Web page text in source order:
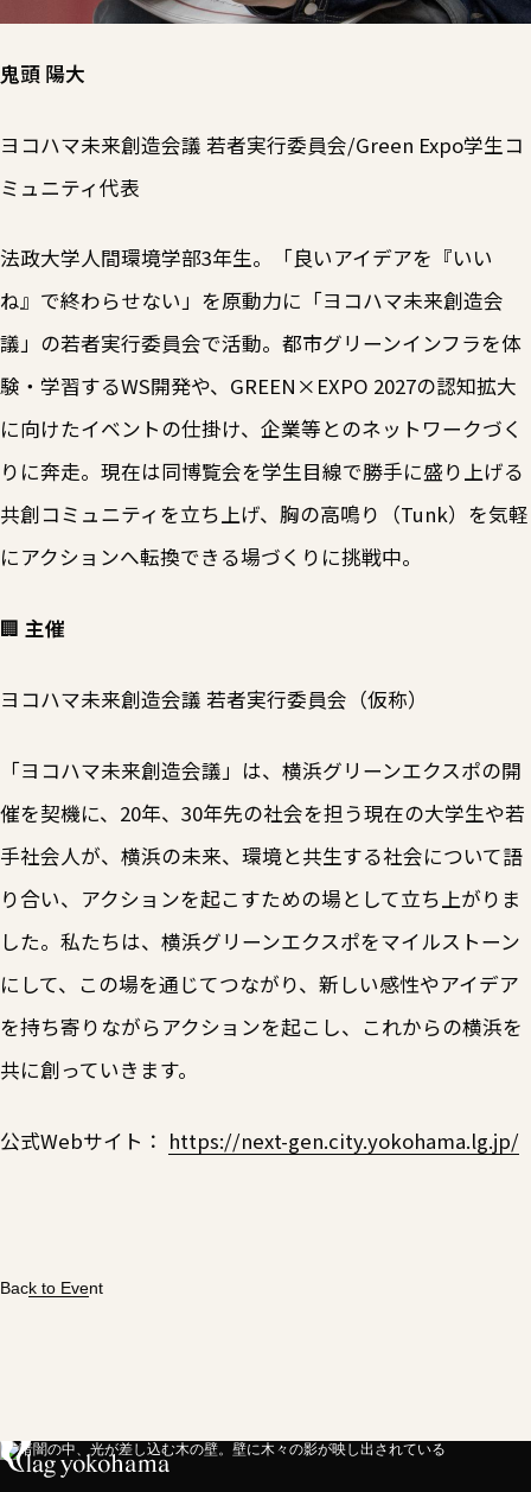
鬼頭 陽大
ヨコハマ未来創造会議 若者実行委員会/Green Expo学生コ
ミュニティ代表
法政大学人間環境学部3年生。「良いアイデアを『いい
ね』で終わらせない」を原動力に「ヨコハマ未来創造会
議」の若者実行委員会で活動。都市グリーンインフラを体
験・学習するWS開発や、GREEN×EXPO 2027の認知拡大
に向けたイベントの仕掛け、企業等とのネットワークづく
りに奔走。現在は同博覧会を学生目線で勝手に盛り上げる
共創コミュニティを立ち上げ、胸の高鳴り（Tunk）を気軽
にアクションへ転換できる場づくりに挑戦中。
🏢 主催
ヨコハマ未来創造会議 若者実行委員会（仮称）
「ヨコハマ未来創造会議」は、横浜グリーンエクスポの開
催を契機に、20年、30年先の社会を担う現在の大学生や若
手社会人が、横浜の未来、環境と共生する社会について語
り合い、アクションを起こすための場として立ち上がりま
した。私たちは、横浜グリーンエクスポをマイルストーン
にして、この場を通じてつながり、新しい感性やアイデア
を持ち寄りながらアクションを起こし、これからの横浜を
共に創っていきます。
公式Webサイト： https://next-gen.city.yokohama.lg.jp/
Back to Event